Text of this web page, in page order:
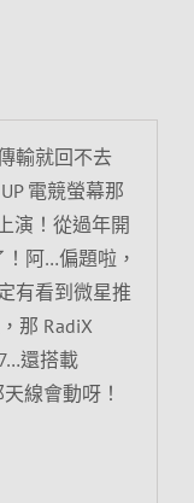
輸就回不去
電競螢幕那
演！從過年開
阿…偏題啦，
有看到微星推
那 RadiX
還搭載
線會動呀！